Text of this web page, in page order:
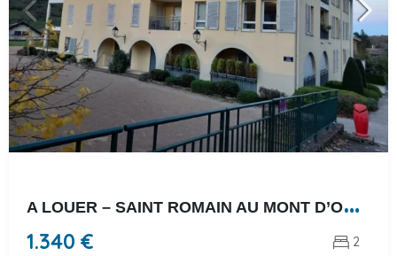
A
LOUER – SAINT ROMAIN AU MONT D’OR – T3 AVEC BALCON ET …
1.340 € 2